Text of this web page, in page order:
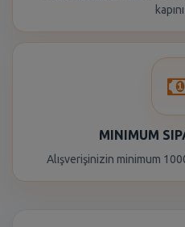
MINIMUM
Alışverişinizin minimum